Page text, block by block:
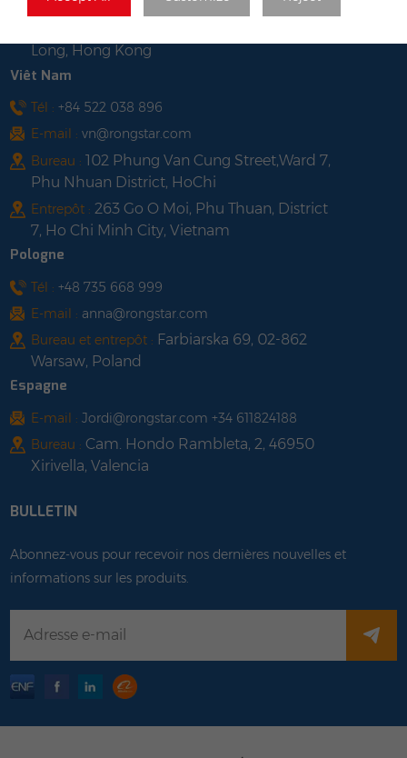
Long, Hong Kong
Viêt Nam
Tél : +84 522 038 896
E-mail : vn@rongstar.com
Bureau : 102 Phung Van Cung Street,Ward 7,
Phu Nhuan District, HoChi
Entrepôt : 263 Go O Moi, Phu Thuan, District
7, Ho Chi Minh City, Vietnam
Pologne
Tél : +48 735 668 999
E-mail : anna@rongstar.com
Bureau et entrepôt : Farbiarska 69, 02-862
Warsaw, Poland
Espagne
E-mail : Jordi@rongstar.com +34 611824188
Bureau : Cam. Hondo Rambleta, 2, 46950
Xirivella, Valencia
BULLETIN
Abonnez-vous pour recevoir nos dernières nouvelles et
informations sur les produits.